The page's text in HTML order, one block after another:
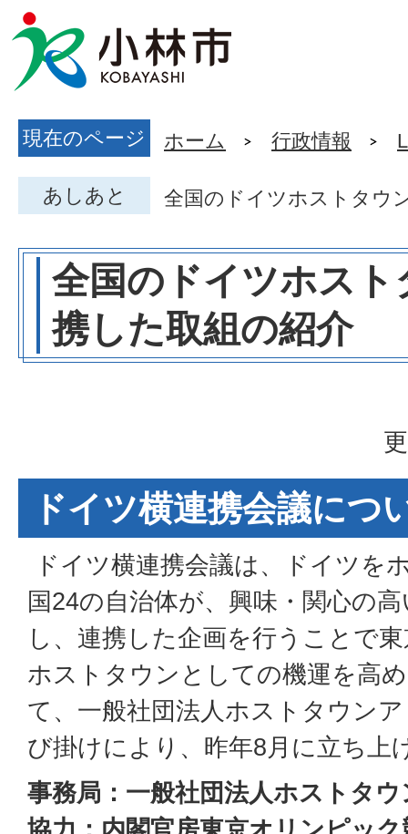
現在のページ ホーム 行政情報
あしあと 全国のドイツホストタウ
全国のドイツホス
携した取組の紹介
ドイツ横連携会議につ
ドイツ横連携会議は、ドイツを
国24の自治体が、興味・関心の
し、連携した企画を行うことで
ホストタウンとしての機運を高
て、一般社団法人ホストタウン
び掛けにより、昨年8月に立ち上
事務局：一般社団法人ホストタ